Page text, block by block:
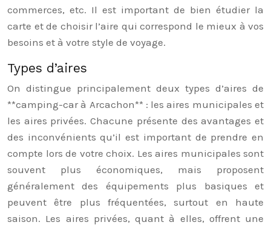
commerces, etc. Il est important de bien étudier la
carte et de choisir l’aire qui correspond le mieux à vos
besoins et à votre style de voyage.
Types d’aires
On distingue principalement deux types d’aires de
**camping-car à Arcachon** : les aires municipales et
les aires privées. Chacune présente des avantages et
des inconvénients qu’il est important de prendre en
compte lors de votre choix. Les aires municipales sont
souvent plus économiques, mais proposent
généralement des équipements plus basiques et
peuvent être plus fréquentées, surtout en haute
saison. Les aires privées, quant à elles, offrent une